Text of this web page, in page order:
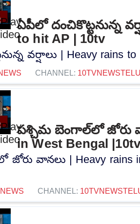
ఏపీలో దంచికొట్టనున్న
to hit AP | 10tv
వర్షాలు | Heavy rains to
CHANNEL:
పశ్చిమ బెంగాల్‌లో జోరు
in West Bengal
వానలు | Heavy rains
NEWS CHANNEL: